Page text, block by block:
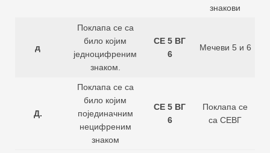
знакови
д
Поклапа се са
било којим
једноцифреним
знаком.
СЕ 5 ВГ
6
Мечеви 5 и 6
Д.
Поклапа се са
било којим
појединачним
нецифреним
знаком
СЕ 5 ВГ
6
Поклапа се
са СЕВГ